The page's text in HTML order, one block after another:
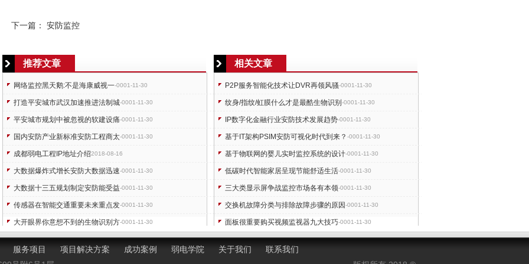
下一篇： 安防监控
推荐文章
网络监控黑天鹅:不是海康威视一-0001-11-30
打造平安城市武汉加速推进法制城-0001-11-30
平安城市规划中被忽视的软建设痛-0001-11-30
国内安防产业新标准安防工程商太-0001-11-30
成都弱电工程IP地址介绍2018-08-16
大数据爆炸式增长安防大数据迅速-0001-11-30
大数据十三五规划制定安防能受益-0001-11-30
传感器在智能交通重要未来重点发-0001-11-30
大开眼界你意想不到的生物识别方-0001-11-30
LSI指纹ID技术为物联网提供加密-0001-11-30
相关文章
P2P服务智能化技术让DVR再领风骚-0001-11-30
纹身/指纹/虹膜什么才是最酷生物识别 -0001-11-30
IP数字化金融行业安防技术发展趋势-0001-11-30
基于IT架构PSIM安防可视化时代到来？ -0001-11-30
基于物联网的婴儿实时监控系统的设计-0001-11-30
低碳时代智能家居呈现节能舒适生活-0001-11-30
三大类显示屏争战监控市场各有本领-0001-11-30
交换机故障分类与排除故障步骤的原因-0001-11-30
面板很重要购买视频监视器九大技巧-0001-11-30
物联时代能否成为安防中小企业新春天-0001-11-30
服务项目 项目解决方案 成功案例 弱电学院 关于我们
联系我们